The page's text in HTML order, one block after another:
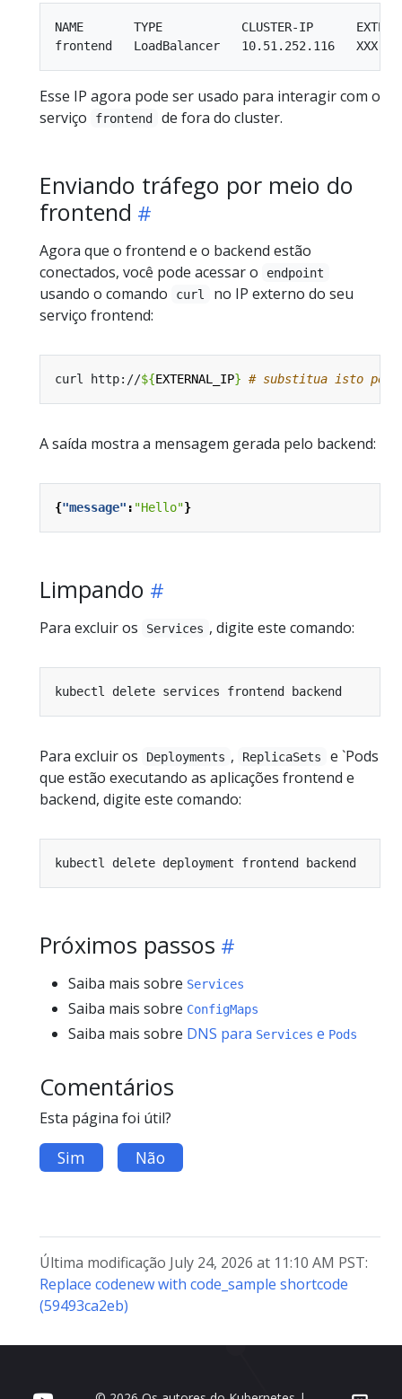
NAME       TYPE           CLUSTER-IP
Esse IP agora pode ser usado para interagir com o
serviço
frontend de fora do cluster.
Enviando tráfego por meio do
frontend
Agora que o frontend e o backend estão
conectados, você pode acessar o
endpoint
usando o comando curl
no IP externo do seu
serviço frontend:
curl http://${EXTERNAL_IP} # substitua isto pelo
A saída mostra a mensagem gerada pelo backend:
{"message" : "Hello"}
Limpando
Para excluir os Services , digite este comando:
Para excluir os Deployments , ReplicaSets
e `Pods
que estão executando as aplicações frontend e
backend, digite este comando:
Próximos passos
Saiba mais sobre Services
Saiba mais sobre ConfigMaps
Saiba mais sobre DNS para Services e Pods
Comentários
Esta página foi útil?
Sim Não
Última modificação July 24, 2026 at 11:10 AM PST:
Replace codenew with code_sample shortcode
(59493ca2eb)